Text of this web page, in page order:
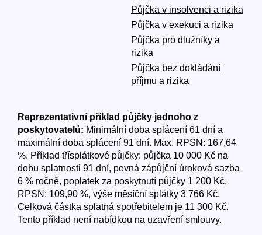
Půjčka v insolvenci a rizika
Půjčka v exekuci a rizika
Půjčka pro dlužníky a
rizika
Půjčka bez dokládání
příjmu a rizika
Reprezentativní příklad půjčky jednoho z
poskytovatelů: Minimální doba splácení 61 dní a
maximální doba splácení 91 dní. Max. RPSN: 167,64
%. Příklad třísplátkové půjčky: půjčka 10 000 Kč na
dobu splatnosti 91 dní, pevná zápůjční úroková sazba
6 % ročně, poplatek za poskytnutí půjčky 1 200 Kč,
RPSN: 109,90 %, výše měsíční splátky 3 766 Kč.
Celková částka splatná spotřebitelem je 11 300 Kč.
Tento příklad není nabídkou na uzavření smlouvy.